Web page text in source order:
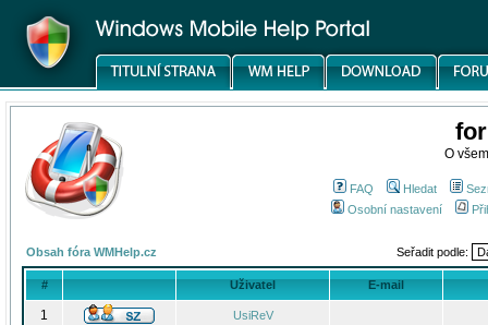
O
FAQ Hledat
Osobní nastavení
Obsah fóra WMHelp.cz Seřadit podle:
# Uživatel E-mail
1 UsiReV